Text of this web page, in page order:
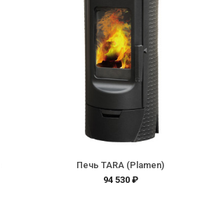
Печь TARA (Plamen)
94 530 ₽